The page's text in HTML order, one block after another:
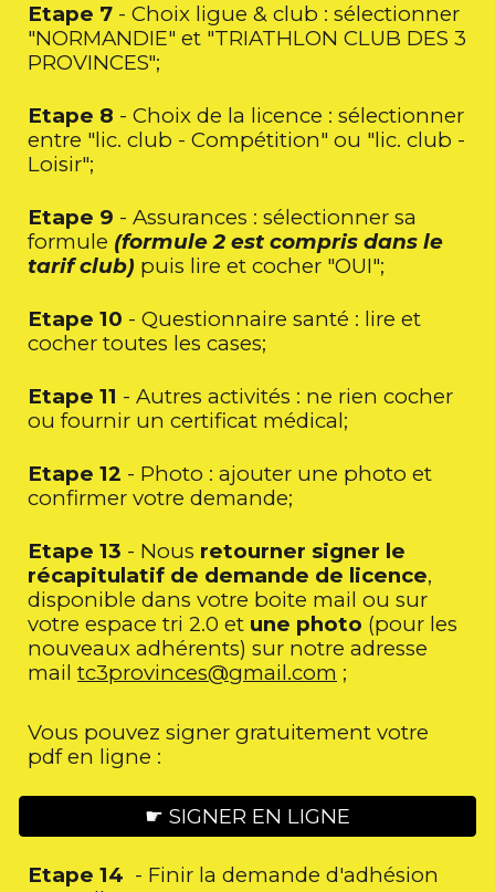
Etape 7 - Choix ligue & club : sélectionner
"NORMANDIE" et "TRIATHLON CLUB DES 3
PROVINCES";
Etape 8 - Choix de la licence :sélectionner
entre "lic. club - Compétition" ou "lic. club -
Loisir";
Etape 9 - Assurances :sélectionner sa
formule (formule 2 est compris dans le
tarif club) puis lire et cocher "OUI";
Etape 10 - Questionnaire santé : lire et
cocher toutes les cases;
Etape 11 - Autres activités : ne rien cocher
ou fournir un certificat médical;
Etape 12 - Photo : ajouter une photo et
confirmer votre demande;
Etape 13 - Nous retourner signer le
récapitulatif de demande de licence,
disponible dans votre boite mail ou sur
votre espace tri 2.0 et une photo (pour les
nouveaux adhérents)sur notre adresse
mailtc3provinces@gmail.com ;
Vous pouvez signer gratuitement votre
pdf en ligne :
☛ SIGNER EN LIGNE
Etape 14 - Finir la demande d'adhésion